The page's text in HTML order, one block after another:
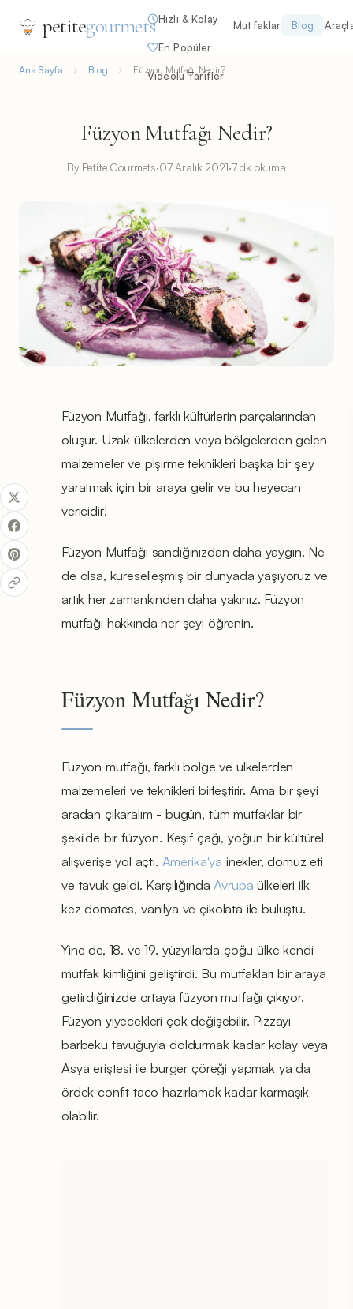
petitegourmets Hızlı & Kolay
En Popüler
Videolu Tarifler
Mutfaklar Blog
Ana Sayfa Blog Füzyon Mutfağı Nedir?
Füzyon Mutfağı Nedir?
By Petite Gourmets·07 Aralık 2021·7 dk okuma
Füzyon Mutfağı, farklı kültürlerin parçalarından
oluşur. Uzak ülkelerden veya bölgelerden gelen
malzemeler ve pişirme teknikleri başka bir şey
yaratmak için bir araya gelir ve bu heyecan
vericidir!
Füzyon Mutfağı sandığınızdan daha yaygın. Ne
de olsa, küreselleşmiş bir dünyada yaşıyoruz ve
artık her zamankinden daha yakınız. Füzyon
mutfağı hakkında her şeyi öğrenin.
Füzyon Mutfağı Nedir?
Füzyon mutfağı, farklı bölge ve ülkelerden
malzemeleri ve teknikleri birleştirir. Ama bir şeyi
aradan çıkaralım - bugün, tüm mutfaklar bir
şekilde bir füzyon. Keşif çağı, yoğun bir kültürel
alışverişe yol açtı. Amerika'ya inekler, domuz eti
ve tavuk geldi. KarşılığındaAvrupa ülkeleri ilk
kez domates, vanilya ve çikolata ile buluştu.
Yine de, 18. ve 19. yüzyıllarda çoğu ülke kendi
mutfak kimliğini geliştirdi. Bu mutfakları bir araya
getirdiğinizde ortaya füzyon mutfağı çıkıyor.
Füzyon yiyecekleri çok değişebilir. Pizzayı
barbekü tavuğuyla doldurmak kadar kolay veya
Asya eriştesi ile burger çöreği yapmak ya da
ördek confit taco hazırlamak kadar karmaşık
olabilir.